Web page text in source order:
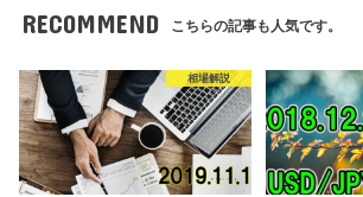
RECOMMEND こちらの記事も人気です。
相場解説